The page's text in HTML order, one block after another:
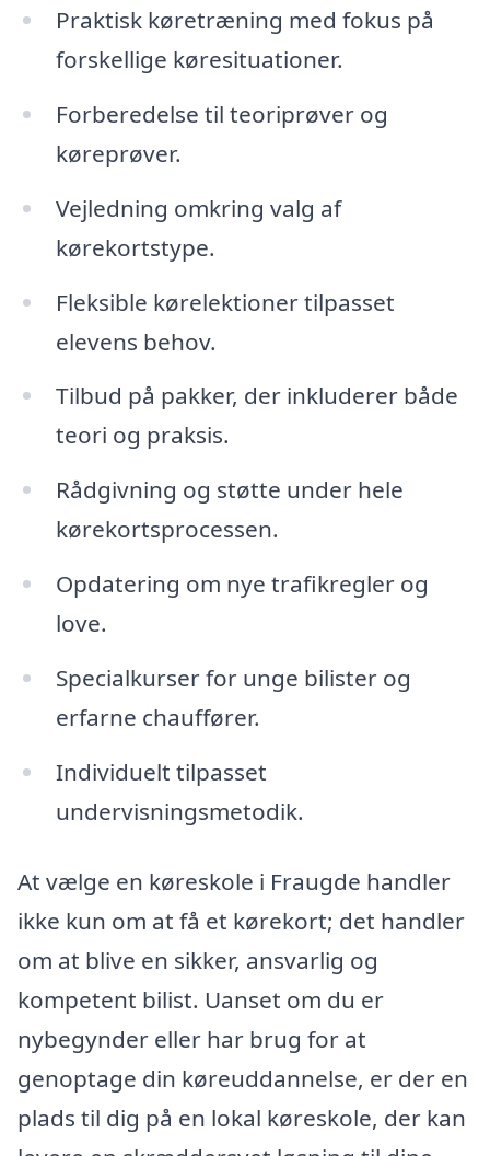
Praktisk køretræning med fokus på
forskellige køresituationer.
Forberedelse til teoriprøver og
køreprøver.
Vejledning omkring valg af
kørekortstype.
Fleksible kørelektioner tilpasset
elevens behov.
Tilbud på pakker, der inkluderer både
teori og praksis.
Rådgivning og støtte under hele
kørekortsprocessen.
Opdatering om nye trafikregler og
love.
Specialkurser for unge bilister og
erfarne chauffører.
Individuelt tilpasset
undervisningsmetodik.
At vælge en køreskole i Fraugde handler
ikke kun om at få et kørekort; det handler
om at blive en sikker, ansvarlig og
kompetent bilist. Uanset om du er
nybegynder eller har brug for at
genoptage din køreuddannelse, er der en
plads til dig på en lokal køreskole, der kan